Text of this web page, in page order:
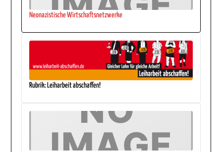
Neonazistische Wirtschaftsnetzwerke
Rubrik: Leiharbeit abschaffen!